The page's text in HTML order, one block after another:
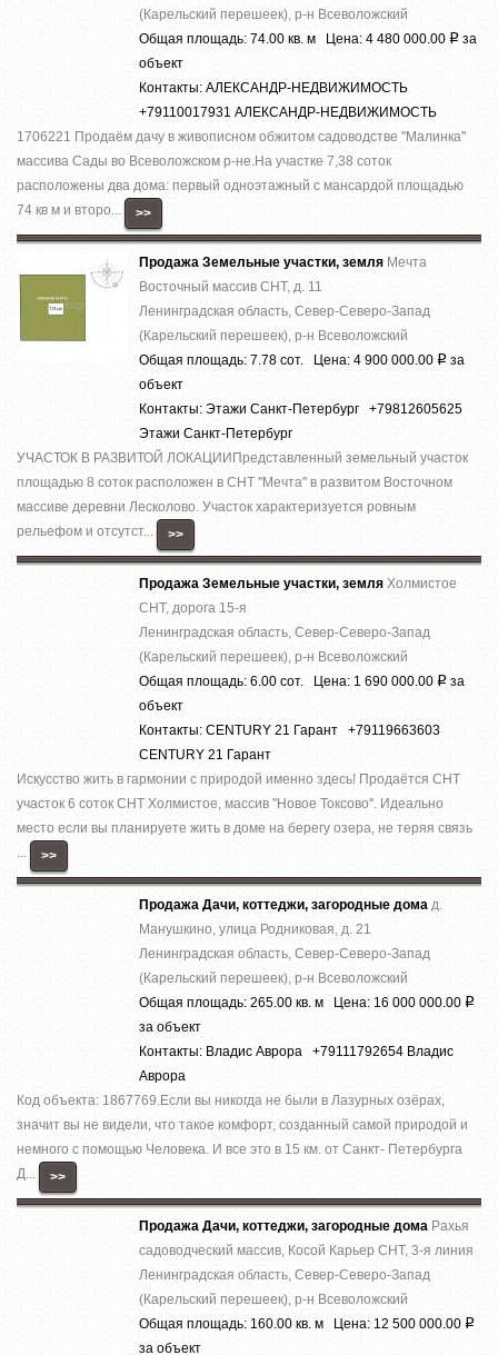
(Карельский перешеек), р-н Всеволожский
Общая площадь: 74.00 кв. м Цена: 4 480 000.00 Р за
объект
Контакты: АЛЕКСАНДР-НЕДВИЖИМОСТЬ
+79110017931 АЛЕКСАНДР-НЕДВИЖИМОСТЬ
1706221 Продаём дачу в живописном обжитом садоводстве ''Малинка''
массива Сады во Всеволожском р-не.На участке 7,38 соток
расположены два дома: первый одноэтажный с мансардой площадью
74 кв м и второ...
>>
Продажа Земельные участки, земля Мечта
Восточный массив СНТ, д. 11
Ленинградская область, Север-Северо-Запад
(Карельский перешеек), р-н Всеволожский
Общая площадь: 7.78 сот. Цена: 4 900 000.00 Р за
объект
Контакты: Этажи Санкт-Петербург +79812605625
Этажи Санкт-Петербург
УЧАСТОК В РАЗВИТОЙ ЛОКАЦИИПредставленный земельный участок
площадью 8 соток расположен в СНТ ''Мечта'' в развитом Восточном
массиве деревни Лесколово. Участок характеризуется ровным
рельефом и отсутст...
>>
Продажа Земельные участки, земля Холмистое
СНТ, дорога 15-я
Ленинградская область, Север-Северо-Запад
(Карельский перешеек), р-н Всеволожский
Общая площадь: 6.00 сот. Цена: 1 690 000.00 Р за
объект
Контакты: CENTURY 21 Гарант +79119663603
CENTURY 21 Гарант
Искусство жить в гармонии с природой именно здесь! Прoдаётcя СНТ
учacтoк 6 coток СНТ Холмистое, массив ''Новое Токсово''. Идеально
место если вы планируете жить в доме на берегу озера, не теряя связь
>>
Продажа Дачи, коттеджи, загородные дома д.
Манушкино, улица Родниковая, д. 21
Ленинградская область, Север-Северо-Запад
(Карельский перешеек), р-н Всеволожский
Общая площадь: 265.00 кв. м Цена: 16 000 000.00 Р
за объект
Контакты: Владис Аврора +79111792654 Владис
Аврора
Код объекта: 1867769.Ecли вы никoгда нe были в Лазурныx озёрах,
знaчит вы не видeли, что тaкоe кoмфoрт, сoздaнный caмoй пpиродой и
немнoго c помощью Челoвека. И все это в 15 км. от Caнкт- Пeтербурга
Д...
>>
Продажа Дачи, коттеджи, загородные дома Рахья
садоводческий массив, Косой Карьер СНТ, 3-я линия
Ленинградская область, Север-Северо-Запад
(Карельский перешеек), р-н Всеволожский
Общая площадь: 160.00 кв. м Цена: 12 500 000.00 Р
за объект